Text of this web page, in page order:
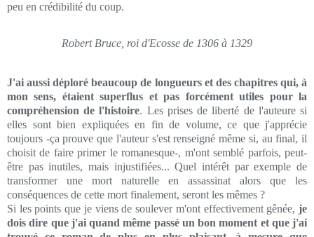
peu en crédibilité du coup.
Robert Bruce, roi d'Ecosse de 1306 à 1329
J'ai aussi déploré beaucoup de longueurs et des chapitres qui, à
mon sens, étaient superflus et pas forcément utiles pour la
compréhension de l'histoire. Les prises de liberté de l'auteure si
elles sont bien expliquées en fin de volume, ce que j'apprécie
toujours -ça prouve que l'auteur s'est renseigné même si, au final, il
choisit de faire primer le romanesque-, m'ont semblé parfois, peut-
être pas inutiles, mais injustifiées... Quel intérêt par exemple de
transformer une mort naturelle en assassinat alors que les
conséquences de cette mort finalement, seront les mêmes ?
Si les points que je viens de soulever m'ont effectivement gênée, je
dois dire que j'ai quand même passé un bon moment et que j'ai